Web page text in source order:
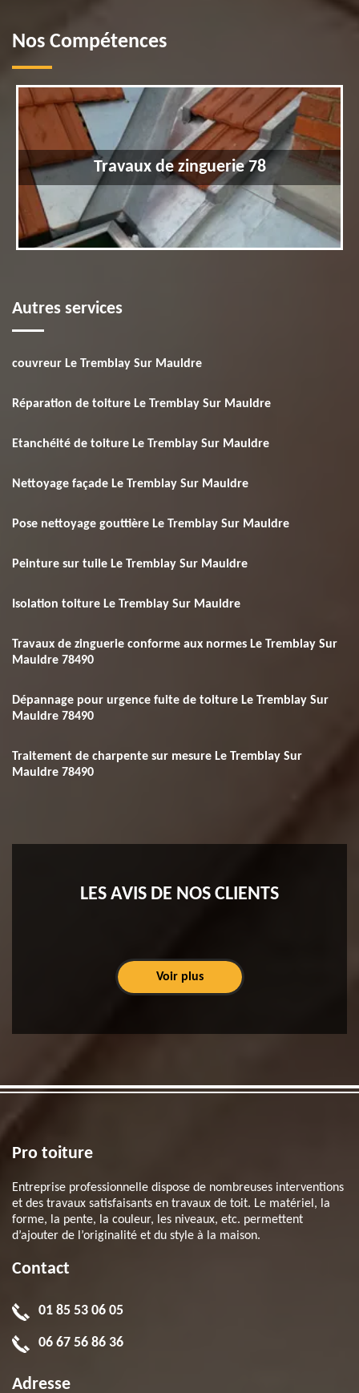
Nos Compétences
Travaux de zinguerie 78
Autres services
couvreur Le Tremblay Sur Mauldre
Réparation de toiture Le Tremblay Sur Mauldre
Etanchéité de toiture Le Tremblay Sur Mauldre
Nettoyage façade Le Tremblay Sur Mauldre
Pose nettoyage gouttière Le Tremblay Sur Mauldre
Peinture sur tuile Le Tremblay Sur Mauldre
Isolation toiture Le Tremblay Sur Mauldre
Travaux de zinguerie conforme aux normes Le Tremblay Sur
Mauldre 78490
Dépannage pour urgence fuite de toiture Le Tremblay Sur
Mauldre 78490
Traitement de charpente sur mesure Le Tremblay Sur
Mauldre 78490
LES AVIS DE NOS CLIENTS
Voir plus
Pro toiture
Entreprise professionnelle dispose de nombreuses interventions
et des travaux satisfaisants en travaux de toit. Le matériel, la
forme, la pente, la couleur, les niveaux, etc. permettent
d’ajouter de l’originalité et du style à la maison.
Contact
01 85 53 06 05
06 67 56 86 36
Adresse